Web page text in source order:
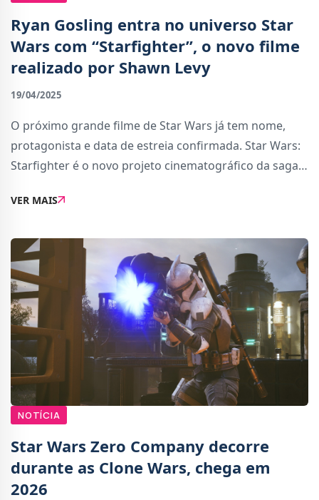
Ryan Gosling entra no universo Star
Wars com “Starfighter”, o novo filme
realizado por Shawn Levy
19/04/2025
O próximo grande filme de Star Wars já tem nome,
protagonista e data de estreia confirmada. Star Wars:
Starfighter é o novo projeto cinematográfico da saga e
de Shawn Levy, conhecido por Dead
VER MAIS
NOTÍCIA
Star Wars Zero Company decorre
durante as Clone Wars, chega em
2026